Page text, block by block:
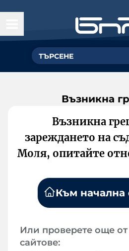
Възникна
Възникна
зареждането на
Моля, опитайте
Към начална
Или проверете още
сайтове: